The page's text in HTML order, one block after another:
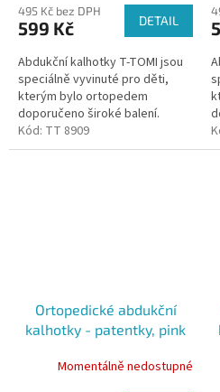
495 Kč bez DPH
599 Kč DETAIL
Abdukční kalhotky T-TOMI jsou
speciálně vyvinuté pro děti,
kterým bylo ortopedem
doporučeno široké balení.
Kalhotky udržují kyčle dítěte ve
správném postavení díky všité...
Kód: TT 8909
Ortopedické abdukční
kalhotky - patentky, pink
Momentálně nedostupné